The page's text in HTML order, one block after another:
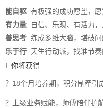
能自驱 有极强的成功愿望，
有力量 自信、乐观、有活力
善思考 练成多维大脑，堪破
乐于行 天生行动派，找准节
l你将获得
？ 18个月培养期，积分制牵引
？上级业务赋能，师傅陪伴护